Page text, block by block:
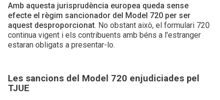
Amb aquesta jurisprudència europea queda sense
efecte el règim sancionador del Model 720 per ser
aquest desproporcionat. No obstant això, el formulari 720
continua vigent i els contribuents amb béns a l'estranger
estaran obligats a presentar-lo.
Les sancions del Model 720 enjudiciades pel
TJUE